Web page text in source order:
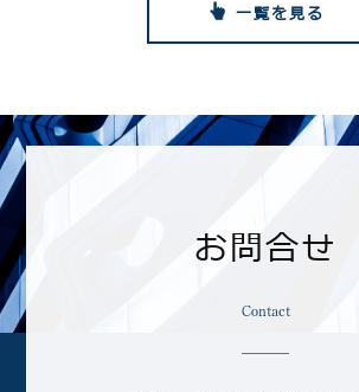
一覧を見る
お問合せ
Contact